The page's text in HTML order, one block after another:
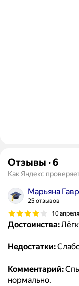
Отзывы ·6
Как Яндекс
Марьяна
25 отзывов
10
Достоинства:
Недостатки:
Комментарий:
нормально.